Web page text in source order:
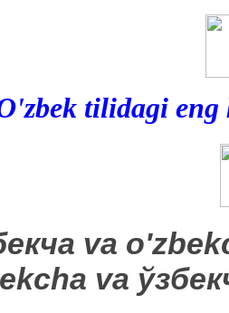
tilidagi
va
va